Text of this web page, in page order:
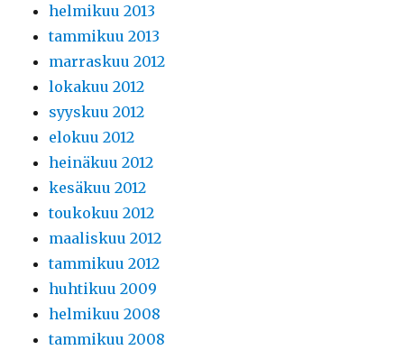
helmikuu 2013
tammikuu 2013
marraskuu 2012
lokakuu 2012
syyskuu 2012
elokuu 2012
heinäkuu 2012
kesäkuu 2012
toukokuu 2012
maaliskuu 2012
tammikuu 2012
huhtikuu 2009
helmikuu 2008
tammikuu 2008